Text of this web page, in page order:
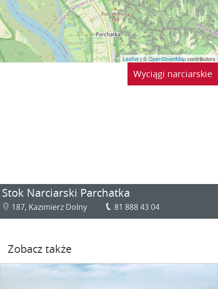
Leaflet| ©OpenStreetMapcontributors
Wyciągi narciarskie
Stok Narciarski Parchatka
187, Kazimierz Dolny 81 888 43 04
Zobacz także